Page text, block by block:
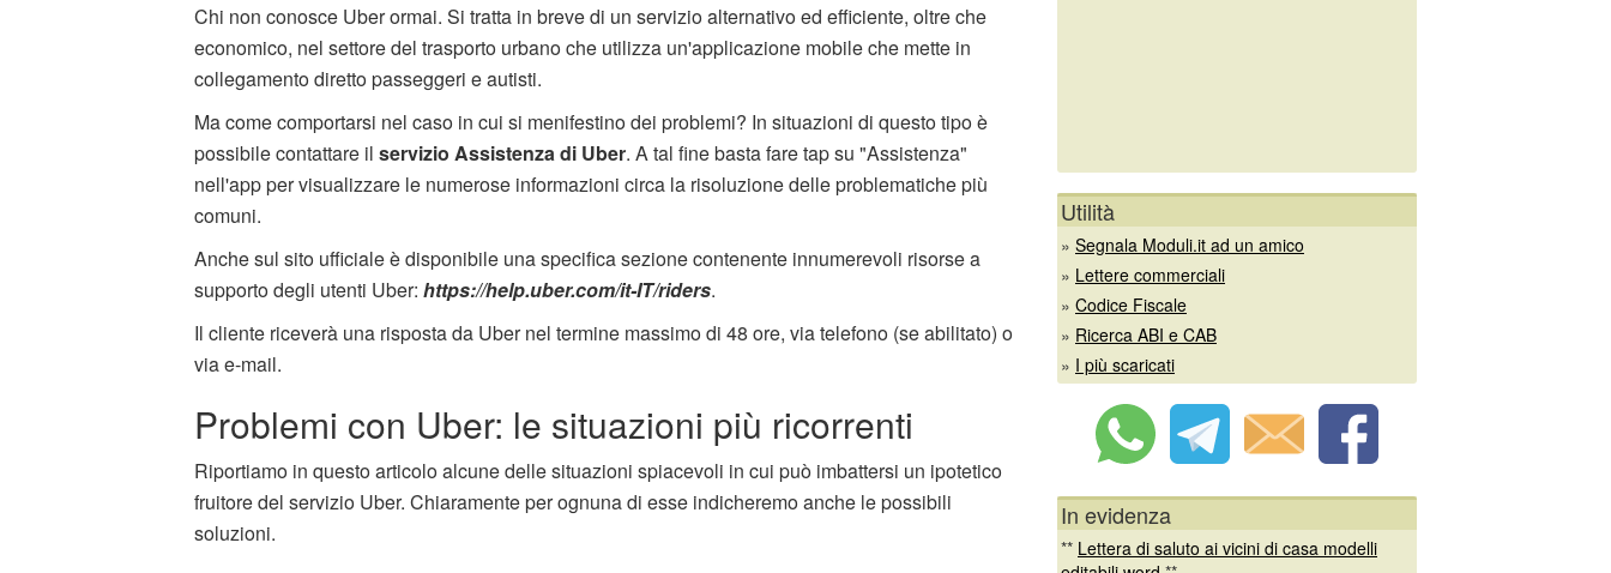
Chi non conosce Uber ormai. Si tratta in breve di un servizio alternativo ed efficiente, oltre che
economico, nel settore del trasporto urbano che utilizza un'applicazione mobile che mette in
collegamento diretto passeggeri e autisti.
Ma come comportarsi nel caso in cui si menifestino dei problemi? In situazioni di questo tipo è
possibile contattare il servizio Assistenza di Uber. A tal fine basta fare tap su "Assistenza"
nell'app per visualizzare le numerose informazioni circa la risoluzione delle problematiche più
comuni.
Anche sul sito ufficiale è disponibile una specifica sezione contenente innumerevoli risorse a
supporto degli utenti Uber: https://help.uber.com/it-IT/riders.
Il cliente riceverà una risposta da Uber nel termine massimo di 48 ore, via telefono (se abilitato) o
via e-mail.
Problemi con Uber: le situazioni più ricorrenti
Riportiamo in questo articolo alcune delle situazioni spiacevoli in cui può imbattersi un ipotetico
fruitore del servizio Uber. Chiaramente per ognuna di esse indicheremo anche le possibili
soluzioni.
Utilità
» Segnala Moduli.it ad un amico
» Lettere commerciali
» Codice Fiscale
» Ricerca ABI e CAB
» I più scaricati
In evidenza
** Lettera di saluto ai vicini di casa modelli